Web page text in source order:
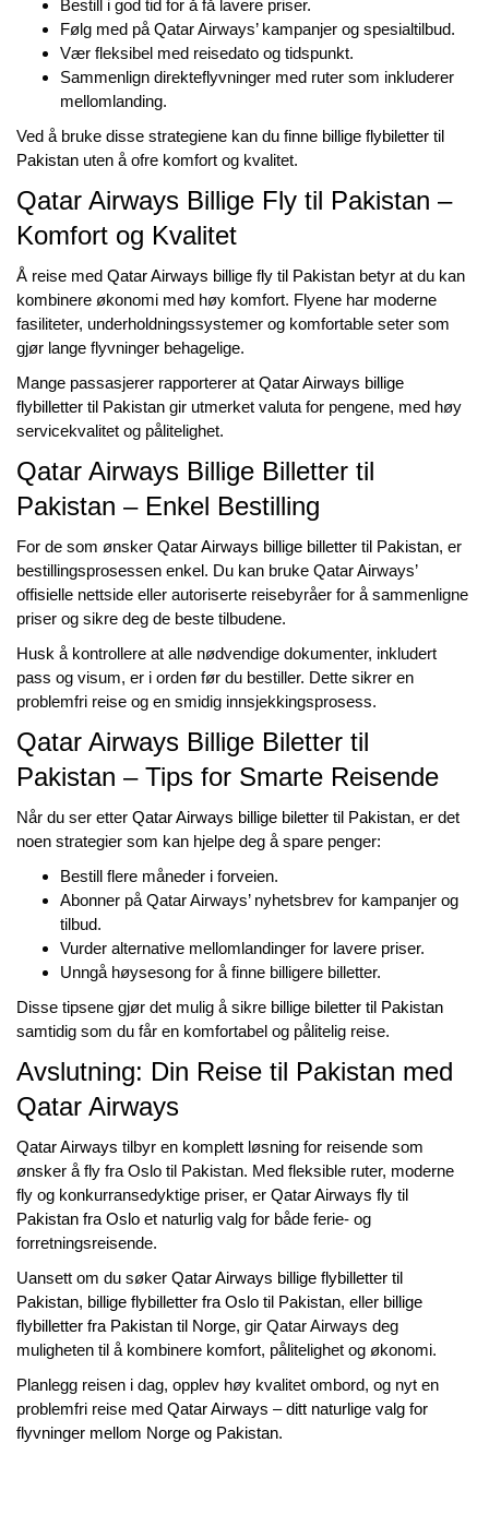
Bestill i god tid for å få lavere priser.
Følg med på Qatar Airways’ kampanjer og spesialtilbud.
Vær fleksibel med reisedato og tidspunkt.
Sammenlign direkteflyvninger med ruter som inkluderer
mellomlanding.
Ved å bruke disse strategiene kan du finne billige flybiletter til
Pakistan uten å ofre komfort og kvalitet.
Qatar Airways Billige Fly til Pakistan –
Komfort og Kvalitet
Å reise med Qatar Airways billige fly til Pakistan betyr at du kan
kombinere økonomi med høy komfort. Flyene har moderne
fasiliteter, underholdningssystemer og komfortable seter som
gjør lange flyvninger behagelige.
Mange passasjerer rapporterer at Qatar Airways billige
flybilletter til Pakistan gir utmerket valuta for pengene, med høy
servicekvalitet og pålitelighet.
Qatar Airways Billige Billetter til
Pakistan – Enkel Bestilling
For de som ønsker Qatar Airways billige billetter til Pakistan, er
bestillingsprosessen enkel. Du kan bruke Qatar Airways’
offisielle nettside eller autoriserte reisebyråer for å sammenligne
priser og sikre deg de beste tilbudene.
Husk å kontrollere at alle nødvendige dokumenter, inkludert
pass og visum, er i orden før du bestiller. Dette sikrer en
problemfri reise og en smidig innsjekkingsprosess.
Qatar Airways Billige Biletter til
Pakistan – Tips for Smarte Reisende
Når du ser etter Qatar Airways billige biletter til Pakistan, er det
noen strategier som kan hjelpe deg å spare penger:
Bestill flere måneder i forveien.
Abonner på Qatar Airways’ nyhetsbrev for kampanjer og
tilbud.
Vurder alternative mellomlandinger for lavere priser.
Unngå høysesong for å finne billigere billetter.
Disse tipsene gjør det mulig å sikre billige biletter til Pakistan
samtidig som du får en komfortabel og pålitelig reise.
Avslutning: Din Reise til Pakistan med
Qatar Airways
Qatar Airways tilbyr en komplett løsning for reisende som
ønsker å fly fra Oslo til Pakistan. Med fleksible ruter, moderne
fly og konkurransedyktige priser, er Qatar Airways fly til
Pakistan fra Oslo et naturlig valg for både ferie- og
forretningsreisende.
Uansett om du søker Qatar Airways billige flybilletter til
Pakistan, billige flybilletter fra Oslo til Pakistan, eller billige
flybilletter fra Pakistan til Norge, gir Qatar Airways deg
muligheten til å kombinere komfort, pålitelighet og økonomi.
Planlegg reisen i dag, opplev høy kvalitet ombord, og nyt en
problemfri reise med Qatar Airways – ditt naturlige valg for
flyvninger mellom Norge og Pakistan.